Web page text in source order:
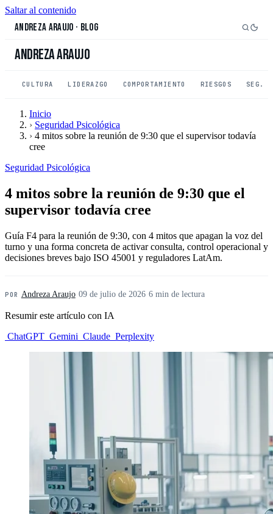
Saltar al contenido
Andreza Araujo · Blog
Andreza Araujo
CULTURA LIDERAZGO COMPORTAMIENTO RIESGOS SEG.
Inicio
› Seguridad Psicológica
› 4 mitos sobre la reunión de 9:30 que el supervisor todavía
cree
Seguridad Psicológica
4 mitos sobre la reunión de 9:30 que el
supervisor todavía cree
Guía F4 para la reunión de 9:30, con 4 mitos que apagan la voz del
turno y una forma concreta de activar consulta, control operacional y
decisiones breves bajo ISO 45001 y reguladores LatAm.
POR Andreza Araujo· 09 de julio de 2026· 6 min de lectura
Resumir este artículo con IA
ChatGPT Gemini Claude Perplexity